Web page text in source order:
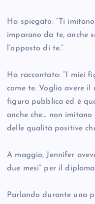
Ha spiegato: “Ti
imparano da te, anche
l’opposto di te.”
Ha raccontato: “I miei
come te. Voglio avere il
figura pubblica ed è
anche che… non
delle qualità positive
A maggio, Jennifer
due mesi” per il
Parlando durante una